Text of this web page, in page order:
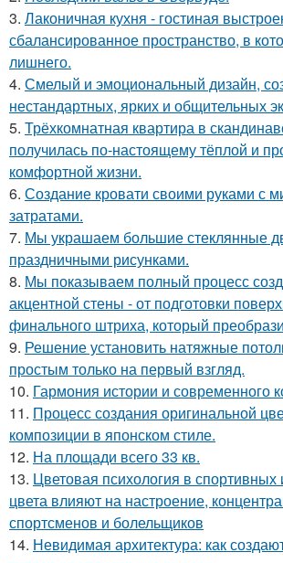
3. Лаконичная кухня - гостиная
сбалансированное пространство, в
лишнего.
4. Смелый и эмоциональный дизайн,
нестандартных, ярких и общительных
5. Трёхкомнатная квартира в
получилась по-настоящему тёплой и
комфортной жизни.
6. Создание кровати своими руками с
затратами.
7. Мы украшаем большие стеклянные
праздничными рисунками.
8. Мы показываем полный процесс
акцентной стены - от подготовки
финального штриха, который
9. Решение установить натяжные
простым только на первый взгляд.
10. Гармония истории и современного
11. Процесс создания оригинальной
композиции в японском стиле.
12. На площади всего 33 кв.
13. Цветовая психология в спортивных
цвета влияют на настроение,
спортсменов и болельщиков
14. Невидимая архитектура: как